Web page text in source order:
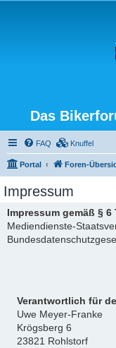
Das
FAQ Knuffel
Portal Foren-
Impressum
Impressum gemäß §
Mediendienste-
Verantwortlich für
Uwe Meyer-Franke
Krögsberg 6
23821 Rohlstorf